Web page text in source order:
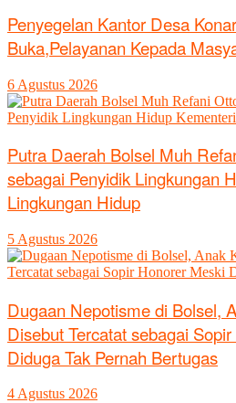
Penyegelan Kantor Desa
Buka,Pelayanan Kepada
6 Agustus 2026
Putra Daerah Bolsel Muh
sebagai Penyidik Lingkungan
Lingkungan Hidup
5 Agustus 2026
Dugaan Nepotisme di Bolsel,
Disebut Tercatat sebagai
Diduga Tak Pernah Bertugas
4 Agustus 2026